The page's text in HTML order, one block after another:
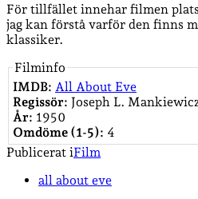
För tillfället innehar filmen
jag kan förstå varför den finns
klassiker.
Filminfo
IMDB: All About Eve
Regissör: Joseph L.
År: 1950
Omdöme (1-5): 4
Publicerat iFilm
all about eve